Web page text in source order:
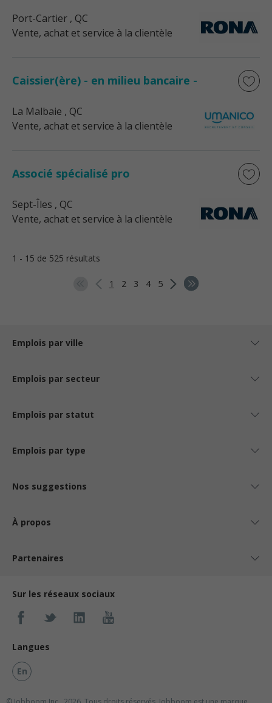
Port-Cartier , QC
Vente, achat et service à la clientèle
Caissier(ère) - en milieu bancaire -
La Malbaie , QC
Vente, achat et service à la clientèle
Associé spécialisé pro
Sept-Îles , QC
Vente, achat et service à la clientèle
1 - 15 de 525 résultats
1 2 3 4 5
Emplois par ville
Emplois par secteur
Emplois par statut
Emplois par type
Nos suggestions
À propos
Partenaires
Sur les réseaux sociaux
Langues
En